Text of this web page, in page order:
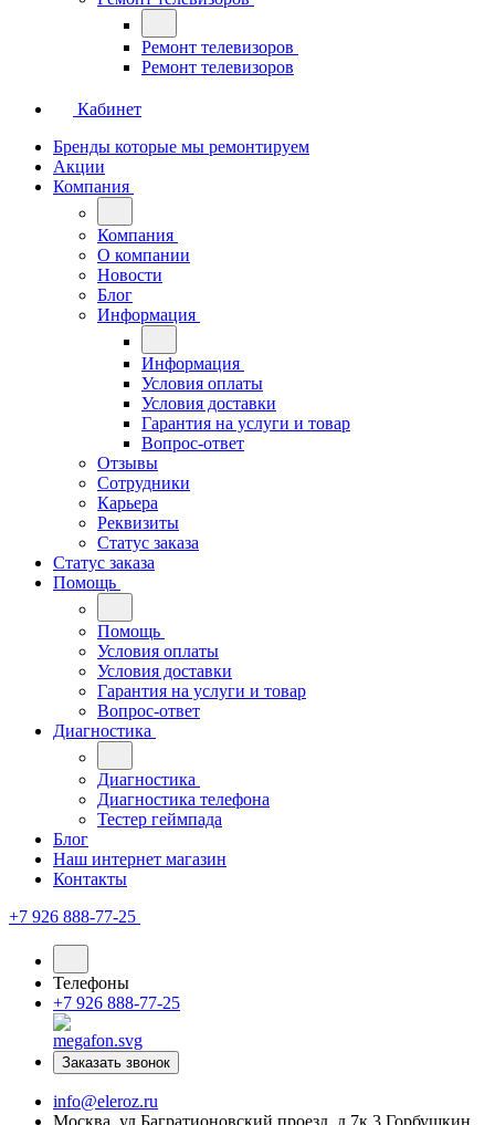
Ремонт телевизоров
Ремонт телевизоров
Кабинет
Бренды которые мы ремонтируем
Акции
Компания
Компания
О компании
Новости
Блог
Информация
Информация
Условия оплаты
Условия доставки
Гарантия на услуги и товар
Вопрос-ответ
Отзывы
Сотрудники
Карьера
Реквизиты
Статус заказа
Статус заказа
Помощь
Помощь
Условия оплаты
Условия доставки
Гарантия на услуги и товар
Вопрос-ответ
Диагностика
Диагностика
Диагностика телефона
Тестер геймпада
Блог
Наш интернет магазин
Контакты
+7 926 888-77-25
Телефоны
+7 926 888-77-25
Заказать звонок
info@eleroz.ru
Москва. ул.Багратионовский проезд, д.7к.3 Горбушкин